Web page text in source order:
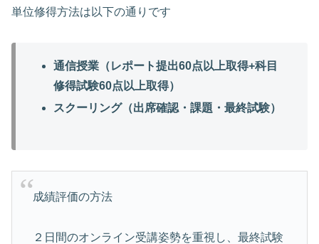
単位修得方法は以下の通りです
通信授業（レポート提出60点以上取得+科目
修得試験60点以上取得）
スクーリング（出席確認・課題・最終試験）
成績評価の方法
２日間のオンライン受講姿勢を重視し、最終試験